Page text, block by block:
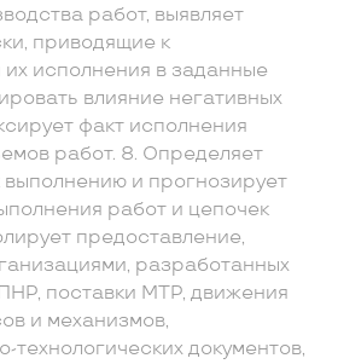
работ, выявляет
приводящие к
исполнения в заданные
влияние негативных
факт исполнения
работ. 8. Определяет
выполнению и прогнозирует
работ и цепочек
предоставление,
разработанных
поставки МТР, движения
и механизмов,
технологических документов,